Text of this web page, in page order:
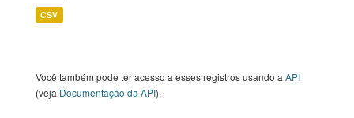
CSV
Você também pode ter acesso a esses registros usando a API
(veja Documentação da API).